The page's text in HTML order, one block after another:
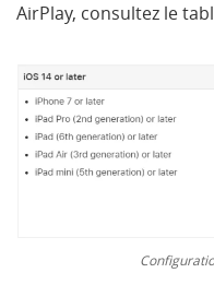
AirPlay, consultez le